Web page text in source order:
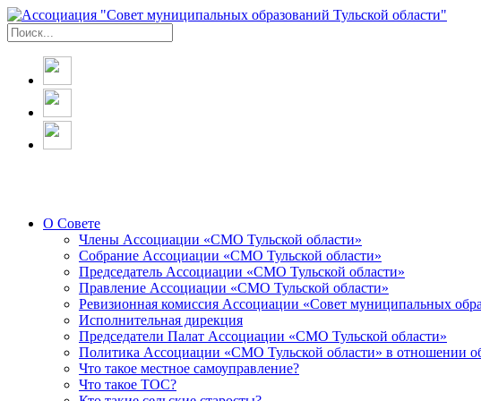
О Совете
Члены Ассоциации «СМО Тульской области»
Собрание Ассоциации «СМО Тульской области»
Председатель Ассоциации «СМО Тульской области»
Правление Ассоциации «СМО Тульской области»
Ревизионная комиссия Ассоциации «Совет муниципальных
Исполнительная дирекция
Председатели Палат Ассоциации «СМО Тульской области»
Политика Ассоциации «СМО Тульской области» в отношении
Что такое местное самоуправление?
Что такое ТОС?